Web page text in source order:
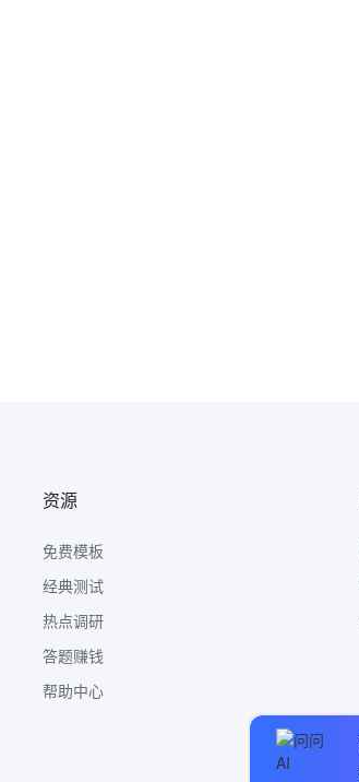
资源
免费模板
经典测试
热点调研
答题赚钱
帮助中心